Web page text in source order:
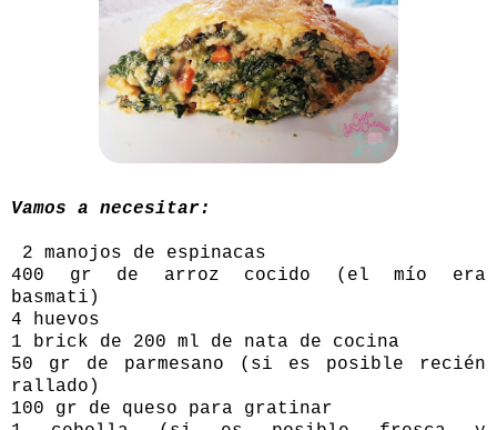
Vamos a necesitar:
2 manojos de espinacas
400 gr de arroz cocido (el mío era
basmati)
4 huevos
1 brick de 200 ml de nata de cocina
50 gr de parmesano (si es posible recién
rallado)
100 gr de queso para gratinar